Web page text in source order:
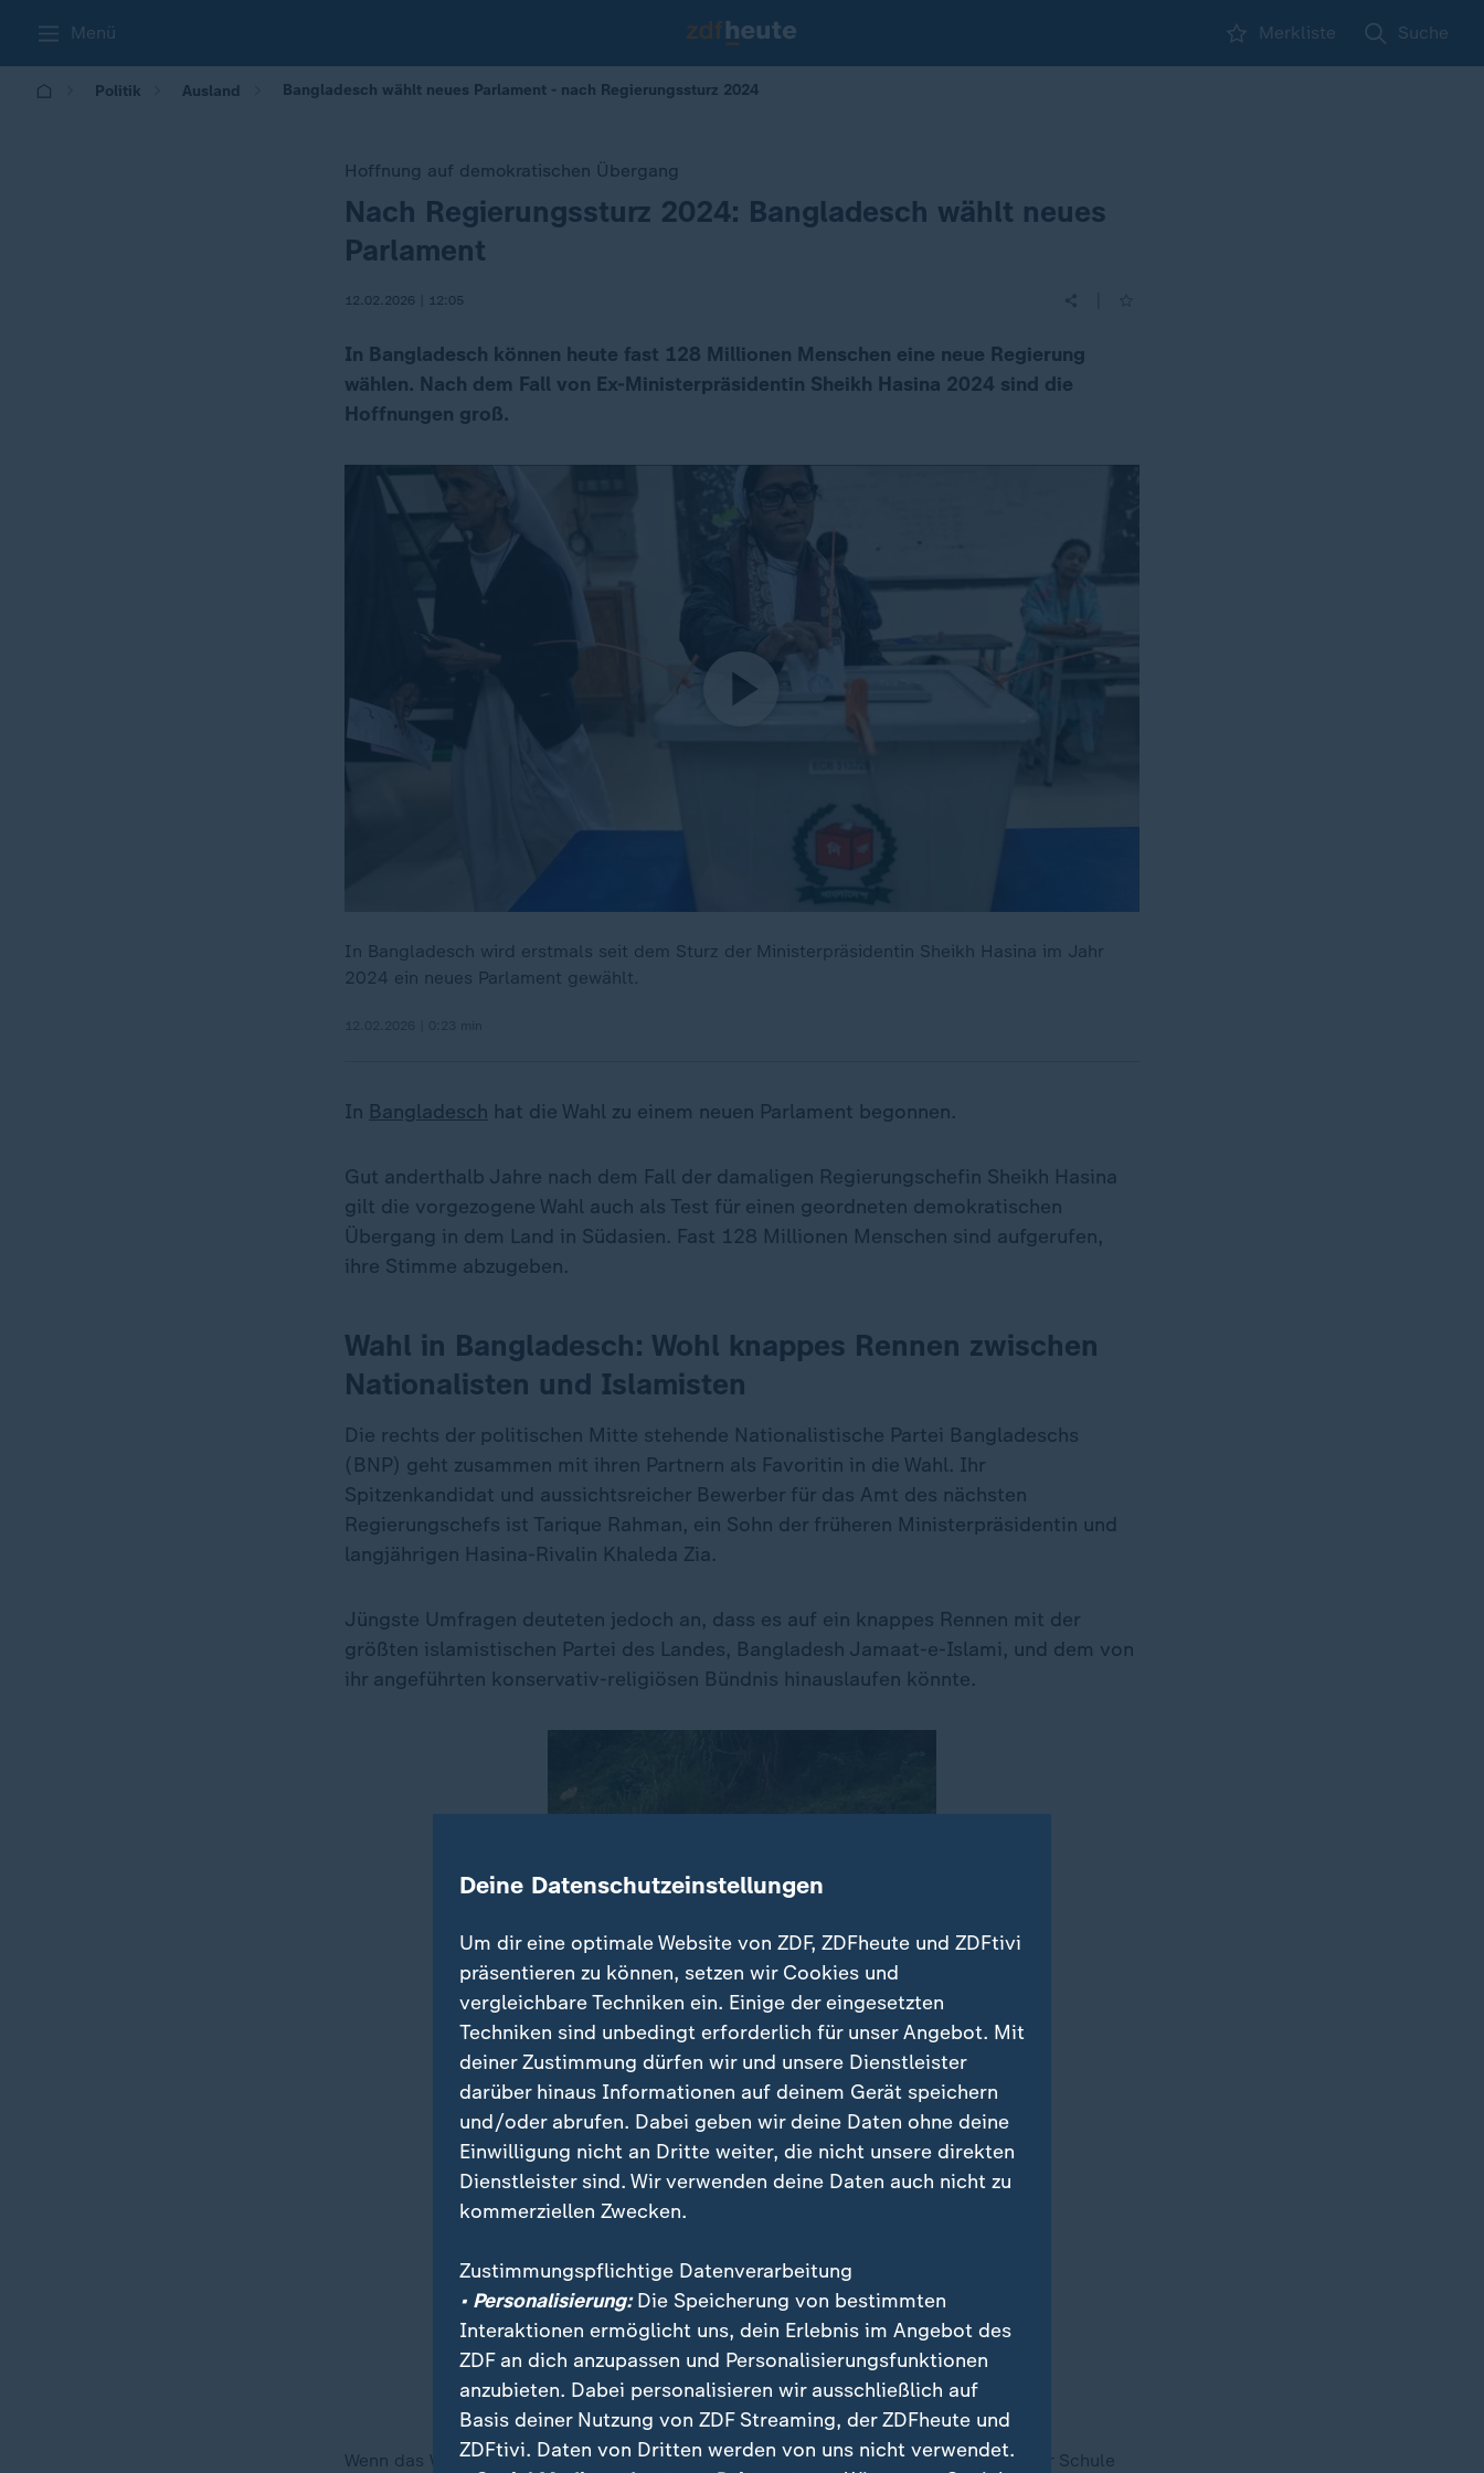
Menü Merkliste Suche
Politik Ausland Bangladesch wählt neues Parlament - nach Regierungssturz 2024
Hoffnung auf demokratischen Übergang
:Nach Regierungssturz 2024: Bangladesch wählt neues
Parlament
12.02.2026 | 12:05
In Bangladesch können heute fast 128 Millionen Menschen eine neue Regierung
wählen. Nach dem Fall von Ex-Ministerpräsidentin Sheikh Hasina 2024 sind die
Hoffnungen groß.
In Bangladesch wird erstmals seit dem Sturz der Ministerpräsidentin Sheikh Hasina im Jahr
2024 ein neues Parlament gewählt.
In Bangladesch hat die Wahl zu einem neuen Parlament begonnen.
Gut anderthalb Jahre nach dem Fall der damaligen Regierungschefin Sheikh Hasina
gilt die vorgezogene Wahl auch als Test für einen geordneten demokratischen
Übergang in dem Land in Südasien. Fast 128 Millionen Menschen sind aufgerufen,
ihre Stimme abzugeben.
Wahl in Bangladesch: Wohl knappes Rennen zwischen
Nationalisten und Islamisten
Die rechts der politischen Mitte stehende Nationalistische Partei Bangladeschs
(BNP) geht zusammen mit ihren Partnern als Favoritin in die Wahl. Ihr
Spitzenkandidat und aussichtsreicher Bewerber für das Amt des nächsten
Regierungschefs ist Tarique Rahman, ein Sohn der früheren Ministerpräsidentin und
langjährigen Hasina-Rivalin Khaleda Zia.
Jüngste Umfragen deuteten jedoch an, dass es auf ein knappes Rennen mit der
größten islamistischen Partei des Landes, Bangladesh Jamaat-e-Islami, und dem von
ihr angeführten konservativ-religiösen Bündnis hinauslaufen könnte.
Wenn das Wasser steigt, sind in abgelegenen Gegenden in Bangladesch die Wege zur Schule
Deine Datenschutzeinstellungen
Um dir eine optimale Website von ZDF, ZDFheute und ZDFtivi
präsentieren zu können, setzen wir Cookies und
vergleichbare Techniken ein. Einige der eingesetzten
Techniken sind unbedingt erforderlich für unser Angebot. Mit
deiner Zustimmung dürfen wir und unsere Dienstleister
darüber hinaus Informationen auf deinem Gerät speichern
und/oder abrufen. Dabei geben wir deine Daten ohne deine
Einwilligung nicht an Dritte weiter, die nicht unsere direkten
Dienstleister sind. Wir verwenden deine Daten auch nicht zu
kommerziellen Zwecken.
Zustimmungspflichtige Datenverarbeitung
• Personalisierung:Die Speicherung von bestimmten
Interaktionen ermöglicht uns, dein Erlebnis im Angebot des
ZDF an dich anzupassen und Personalisierungsfunktionen
anzubieten. Dabei personalisieren wir ausschließlich auf
Basis deiner Nutzung von ZDF Streaming, der ZDFheute und
ZDFtivi. Daten von Dritten werden von uns nicht verwendet.